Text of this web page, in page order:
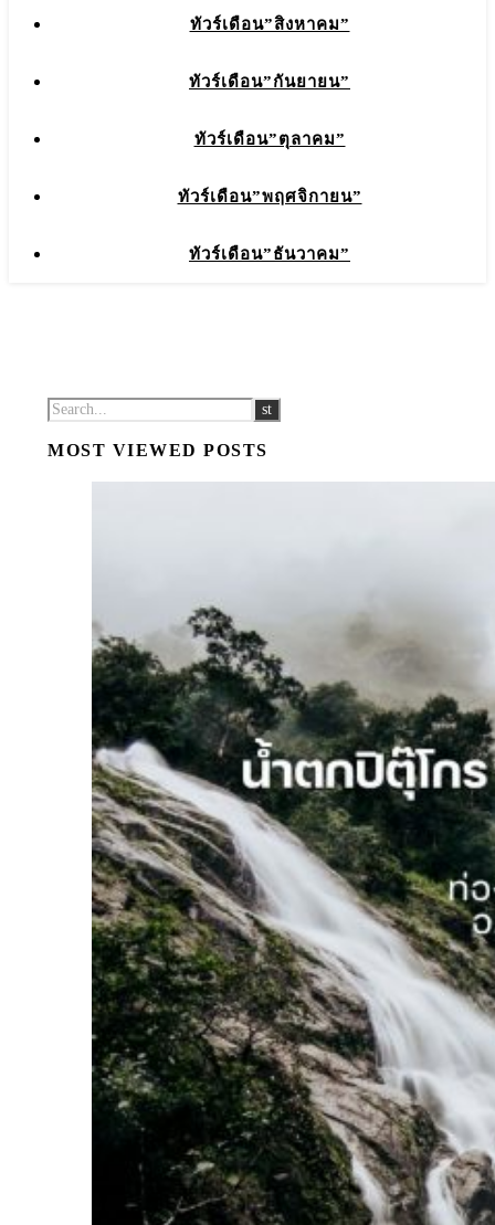
ทัวร์เดือน”สิงหาคม”
ทัวร์เดือน”กันยายน”
ทัวร์เดือน”ตุลาคม”
ทัวร์เดือน”พฤศจิกายน”
ทัวร์เดือน”ธันวาคม”
MOST VIEWED POSTS